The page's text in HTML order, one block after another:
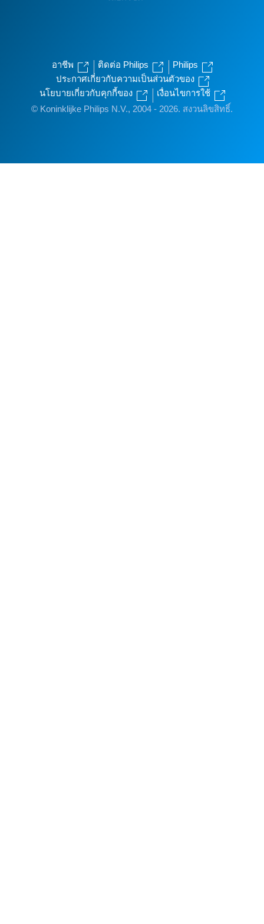
อาชีพ ติดต่อ Philips
Philips
ประกาศเกี่ยวกับความเป็นส่วนตัวของ
นโยบายเกี่ยวกับคุกกี้ของ
เงื่อนไขการใช้
© Koninklijke Philips N.V., 2004 - 2026. สงวนลิขสิทธิ์.